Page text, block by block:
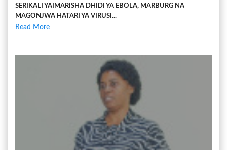
SERIKALI YAIMARISHA DHIDI YA EBOLA, MARBURG NA
MAGONJWA HATARI YA VIRUSI...
Read More